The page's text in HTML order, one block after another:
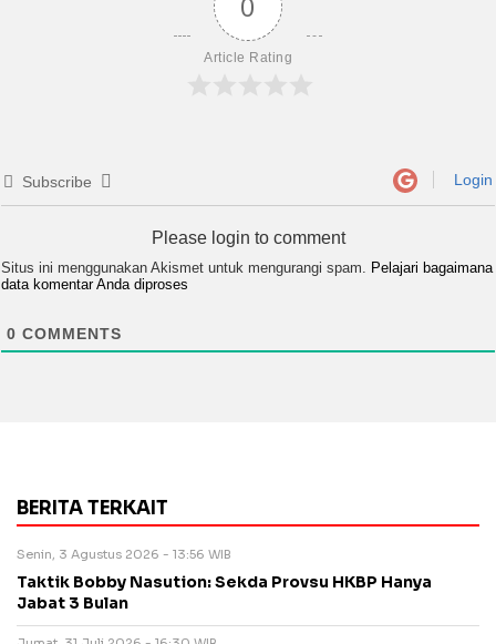
Article Rating
Subscribe Login
Please login to comment
Situs ini menggunakan Akismet untuk mengurangi spam. Pelajari bagaimana
data komentar Anda diproses
0 COMMENTS
BERITA TERKAIT
Senin, 3 Agustus 2026 - 13:56 WIB
Taktik Bobby Nasution: Sekda Provsu HKBP Hanya
Jabat 3 Bulan